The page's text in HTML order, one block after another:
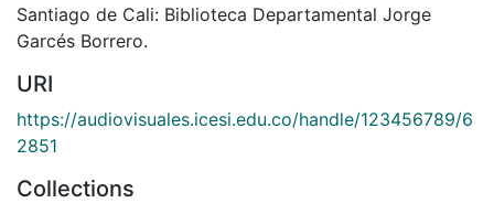
Santiago de Cali: Biblioteca Departamental Jorge
Garcés Borrero.
URI
https://audiovisuales.icesi.edu.co/handle/123456789/6
2851
Collections